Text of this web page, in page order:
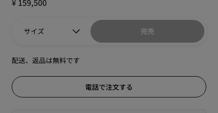
¥ 159,500
サイズ 完売
配送、返品は無料です
電話で注文する